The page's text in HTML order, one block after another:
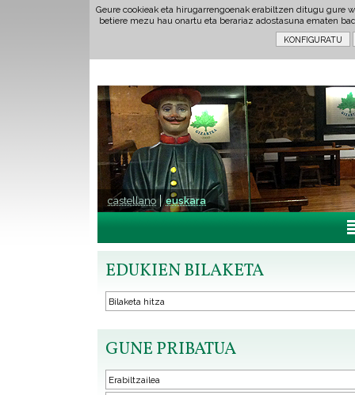
Geure cookieak eta hirugarrengoenak erabiltzen ditugu gure
betiere mezu hau onartu eta berariaz adostasuna ematen
castellano euskara
EDUKIEN BILAKETA
GUNE PRIBATUA